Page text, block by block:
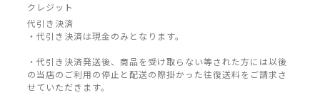
クレジット
代引き決済
・代引き決済は現金のみとなります。
・代引き決済発送後、商品を受け取らない等された方には以後
の当店のご利用の停止と配送の際掛かった往復送料をご請求さ
せていただきます。